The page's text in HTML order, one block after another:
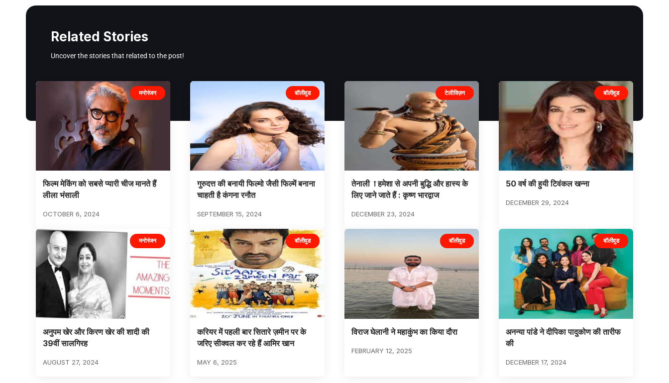
Related Stories
Uncover the stories that related to the post!
मनोरंजन
फिल्म मेकिंग को सबसे प्यारी चीज मानते हैं
लीला भंसाली
OCTOBER 6, 2024
बॉलीवुड
गुरुदत्त की बनायी फिल्मो जैसी फिल्में बनाना
चाहती है कंगना रनौत
SEPTEMBER 15, 2024
टेलीविज़न
तेनाली ा हमेशा से अपनी बुद्धि और हास्य के
लिए जाने जाते हैं : कृष्ण भारद्वाज
DECEMBER 23, 2024
बॉलीवुड
50 वर्ष की हुयी टिवंकल खन्ना
DECEMBER 29, 2024
मनोरंजन
अनुपम खेर और किरण खेर की शादी की
39वीं सालगिरह
AUGUST 27, 2024
बॉलीवुड
करियर में पहली बार सितारे ज़मीन पर के
जरिए सीक्वल कर रहे हैं आमिर खान
MAY 6, 2025
बॉलीवुड
विराज घेलानी ने महाकुंभ का किया दौरा
FEBRUARY 12, 2025
बॉलीवुड
अनन्या पांडे ने दीपिका पादुकोण की तारीफ
की
DECEMBER 17, 2024